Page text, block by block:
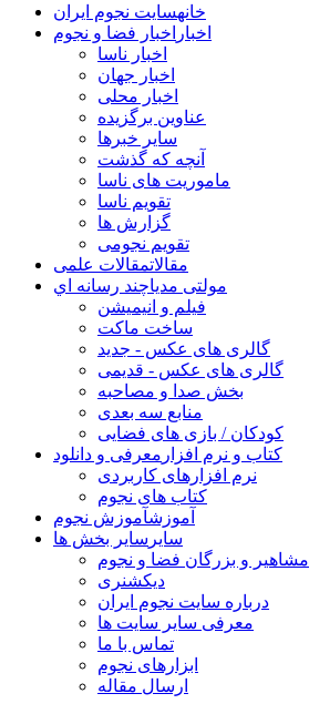
خانهسایت نجوم ایران
اخبار اخبار فضا و نجوم
اخبار ناسا
اخبار جهان
اخبار محلی
عناوین برگزیده
سایر خبرها
آنچه که گذشت
ماموریت های ناسا
تقویم ناسا
گزارش ها
تقویم نجومی
مقالاتمقالات علمی
مولتی مدیاچند رسانه اي
فیلم و انیمیشن
ساخت ماکت
گالری های عکس - جدید
گالری های عکس - قدیمی
بخش صدا و مصاحبه
منابع سه بعدی
کودکان / بازی های فضایی
کتاب و نرم افزار معرفی و دانلود
نرم افزارهای کاربردی
کتاب های نجوم
آموزشآموزش نجوم
سایر سایر بخش ها
مشاهیر و بزرگان فضا و نجوم
دیکشنری
درباره سایت نجوم ایران
معرفی سایر سایت ها
تماس با ما
ابزارهای نجوم
ارسال مقاله